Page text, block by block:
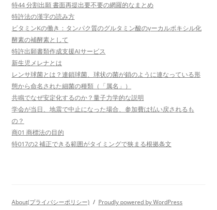
特44 分割出願 書面再提出要不要の網羅的なまとめ
特許法の漢字の読み方
ビタミンKの働き：タンパク質のグルタミン酸のγーカルボキシル化
酵素の補酵素として
特許出願書類作成支援AIサービス
新生児メレナとは
レンサ球菌とは？連鎖球菌、球状の菌が鎖のように連なっている形
態から命名された細菌の種類（「属名」）
共鳴でなぜ安定化するのか？量子力学的な説明
学会が当日、地震で中止になった場合、参加費は払い戻されるも
の？
商01 商標法の目的
特017の2 補正できる範囲がタイミングで狭まる根拠条文
About(プライバシーポリシー) Proudly powered by WordPress